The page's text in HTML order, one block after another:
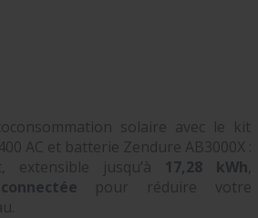
solaire avec le kit
AC et batterie Zendure AB3000X :
extensible jusqu’à
17,28 kWh
pour réduire votre